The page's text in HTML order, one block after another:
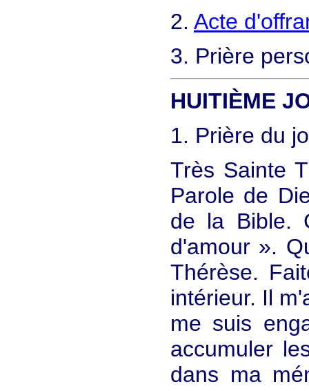
2. Acte
3. Prière
HUITIÈME
1. Prière du
Très Sainte
Parole de
de la Bible.
d'amour ».
Thérèse.
intérieur. Il
me suis
accumuler
dans ma